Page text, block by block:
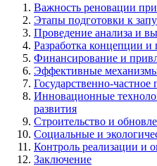
Важность реновации
Этапы подготовки к
Проведение анализа и
Разработка концепции
Финансирование и
Эффективные
Государственно-частное
Инновационные
развития
Строительство и
Социальные и
Контроль реализации и
Заключение